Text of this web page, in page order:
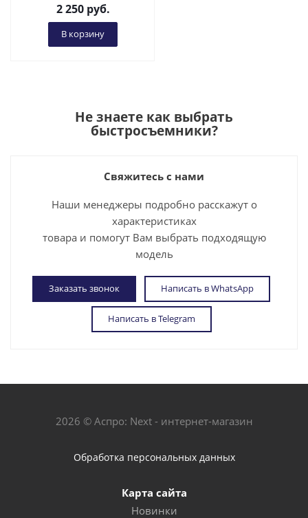
2 250руб.
В корзину
Не знаете как выбрать
быстросъемники?
Свяжитесь с нами
Наши менеджеры подробно расскажут о
характеристиках
товара и помогут Вам выбрать подходящую
модель
Заказать звонок Написать в WhatsApp
Написать в Telegram
2026 © Аспро: Next - интернет-магазин
Обработка персональных данных
Карта сайта
Новинки